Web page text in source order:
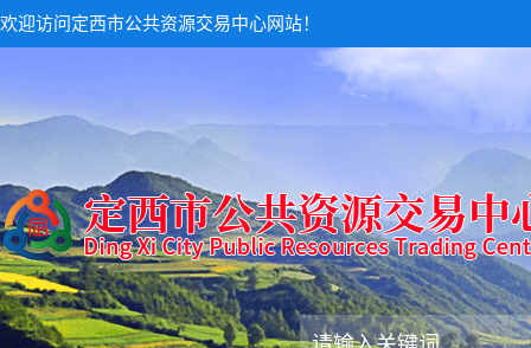
欢迎访问定西市公共资源交易中心网站！